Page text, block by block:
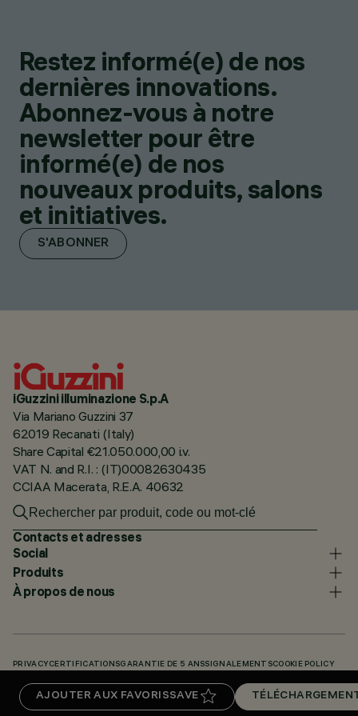
AJOUTER AUX FAVORISSAVE
Restez informé(e) de nos
dernières innovations.
Abonnez-vous à notre
newsletter pour être
informé(e) de nos
nouveaux produits, salons
et initiatives.
S'ABONNER
iGuzzini illuminazione S.p.A
Via Mariano Guzzini 37
62019 Recanati (Italy)
Share Capital €21.050.000,00 i.v.
VAT N. and R.I. : (IT)00082630435
CCIAA Macerata, R.E.A. 40632
Contacts et adresses
Social
Produits
À propos de nous
PRIVACY CERTIFICATIONSGARANTIE DE 5 ANSSIGNALEMENTSCOOKIE POLICY
TÉLÉCHARGEMENTS